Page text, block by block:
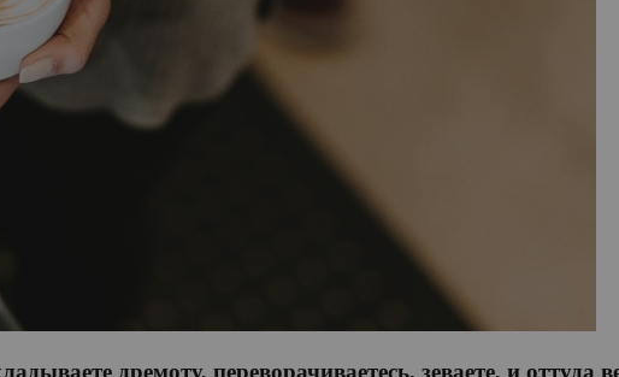
дремоту, переворачиваетесь, зеваете, и оттуда